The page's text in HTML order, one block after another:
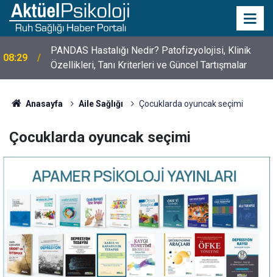
08:29
PANDAS Hastalığı Nedir? Patofizyolojisi, Klinik
Özellikleri, Tanı Kriterleri ve Güncel Tartışmalar
Anasayfa Aile Sağlığı Çocuklarda oyuncak seçimi
Çocuklarda oyuncak seçimi